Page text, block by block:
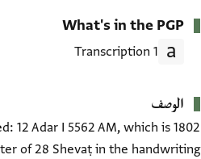
What's in the PGP
1 Transcription
الوصف
12 Adar I 5562 AM, which is 1802
of 28 Shevaṭ in the handwriting